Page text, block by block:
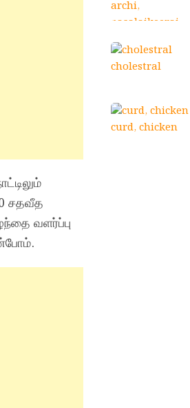
சதவீத
வளர்ப்பு
narambuthalar
chi,
pasalaikeerai
cholestral
curd, chicken